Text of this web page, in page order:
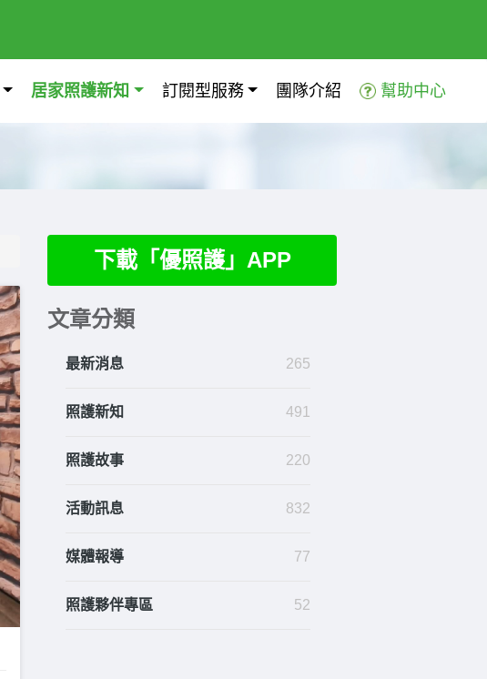
居家照護新知 訂閱型服務 團隊介紹 幫助中心
下載「優照護」APP
文章分類
最新消息 265
照護新知 491
照護故事 220
活動訊息 832
媒體報導 77
照護夥伴專區 52